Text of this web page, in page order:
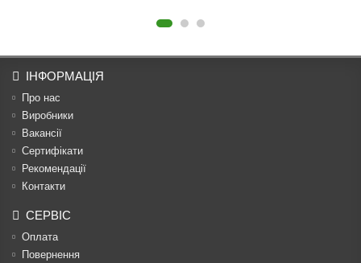
ІНФОРМАЦІЯ
Про нас
Виробники
Вакансії
Сертифікати
Рекомендації
Контакти
СЕРВІС
Оплата
Повернення